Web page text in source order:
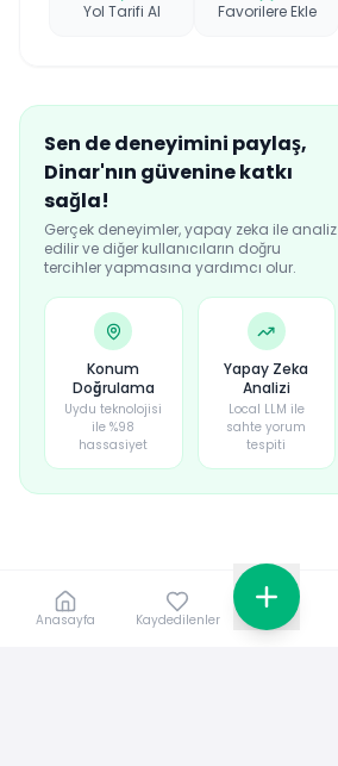
Yol Tarifi Al Favorilere Ekle
Sen de deneyimini paylaş,
Dinar'nın güvenine katkı
sağla!
Gerçek deneyimler, yapay zeka ile analiz
edilir ve diğer kullanıcıların doğru
tercihler yapmasına yardımcı olur.
Konum
Doğrulama
Uydu teknolojisi
ile %98
hassasiyet
Yapay Zeka
Analizi
Local LLM ile
sahte yorum
tespiti
Anasayfa Kaydedilenler